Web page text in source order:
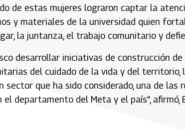
de estas mujeres lograron captar la
y materiales de la universidad quien
la juntanza, el trabajo comunitario y
desarrollar iniciativas de construcción
del cuidado de la vida y del territorio,
sector que ha sido considerado, una de
departamento del Meta y el país”, afirmó,